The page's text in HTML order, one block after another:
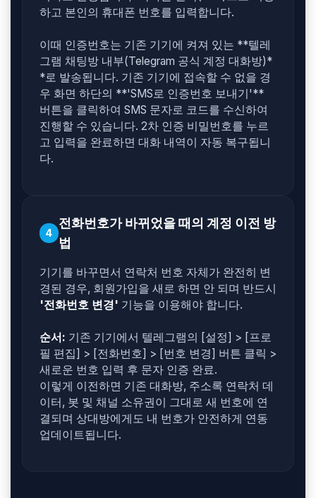
하고 본인의 휴대폰 번호를 입력합니다.
이때 인증번호는 기존 기기에 켜져 있는 **텔레
그램 채팅방 내부(Telegram 공식 계정 대화방)*
*로 발송됩니다. 기존 기기에 접속할 수 없을 경
우 화면 하단의 **'SMS로 인증번호 보내기'**
버튼을 클릭하여 SMS 문자로 코드를 수신하여
진행할 수 있습니다. 2차 인증 비밀번호를 누르
고 입력을 완료하면 대화 내역이 자동 복구됩니
다.
4
전화번호가 바뀌었을 때의 계정 이전 방
법
기기를 바꾸면서 연락처 번호 자체가 완전히 변
경된 경우, 회원가입을 새로 하면 안 되며 반드시
'전화번호 변경' 기능을 이용해야 합니다.
순서: 기존 기기에서 텔레그램의 [설정] > [프로
필 편집] > [전화번호] > [번호 변경] 버튼 클릭 >
새로운 번호 입력 후 문자 인증 완료.
이렇게 이전하면 기존 대화방, 주소록 연락처 데
이터, 봇 및 채널 소유권이 그대로 새 번호에 연
결되며 상대방에게도 내 번호가 안전하게 연동
업데이트됩니다.